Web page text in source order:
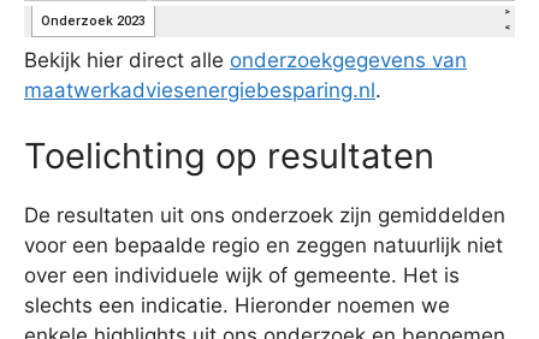
Bekijk hier direct alle onderzoekgegevens van
maatwerkadviesenergiebesparing.nl.
Toelichting op resultaten
De resultaten uit ons onderzoek zijn gemiddelden
voor een bepaalde regio en zeggen natuurlijk niet
over een individuele wijk of gemeente. Het is
slechts een indicatie. Hieronder noemen we